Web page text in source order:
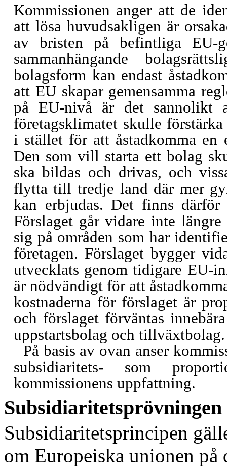
Kommissionen anger att de
att lösa huvudsakligen är
av bristen på befintliga EU-
sammanhängande
bolagsform kan endast
att EU skapar gemensamma
på EU-nivå är det sannolikt
företagsklimatet skulle
i stället för att åstadkomma en
Den som vill starta ett bolag
ska bildas och drivas, och
flytta till tredje land där mer
kan erbjudas. Det finns
Förslaget går vidare inte
sig på områden som har
företagen. Förslaget bygger
utvecklats genom tidigare EU-
är nödvändigt för att
kostnaderna för förslaget är
och förslaget förväntas
uppstartsbolag och tillväxtbolag.
På basis av ovan anser
subsidiaritets- som
kommissionens uppfattning.
Subsidiaritetsprincipen
om Europeiska unionen på